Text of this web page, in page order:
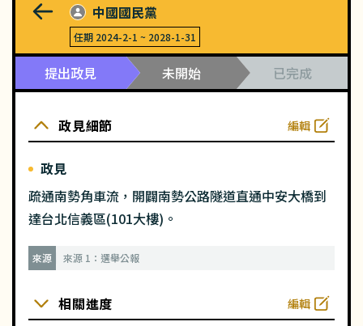
中國國民黨
任期 2024-2-1 ~ 2028-1-31
提出政見 未開始 已完成
政見細節 編輯
政見
疏通南勢角車流，開闢南勢公路隧道直通中安大橋到
達台北信義區(101大樓)。
來源 來源 1：選舉公報
相關進度 編輯